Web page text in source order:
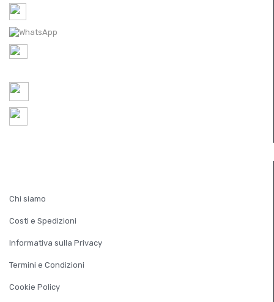
Chi siamo
Costi e Spedizioni
Informativa sulla Privacy
Termini e Condizioni
Cookie Policy